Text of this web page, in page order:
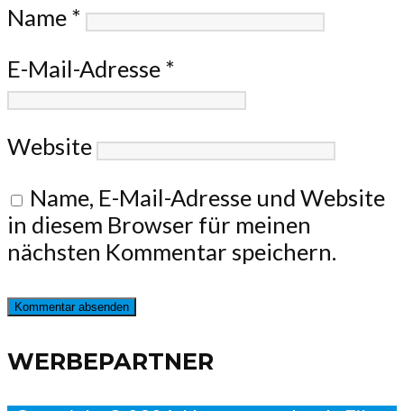
Name *
E-Mail-Adresse *
Website
Name, E-Mail-Adresse und Website
in diesem Browser für meinen
nächsten Kommentar speichern.
WERBEPARTNER